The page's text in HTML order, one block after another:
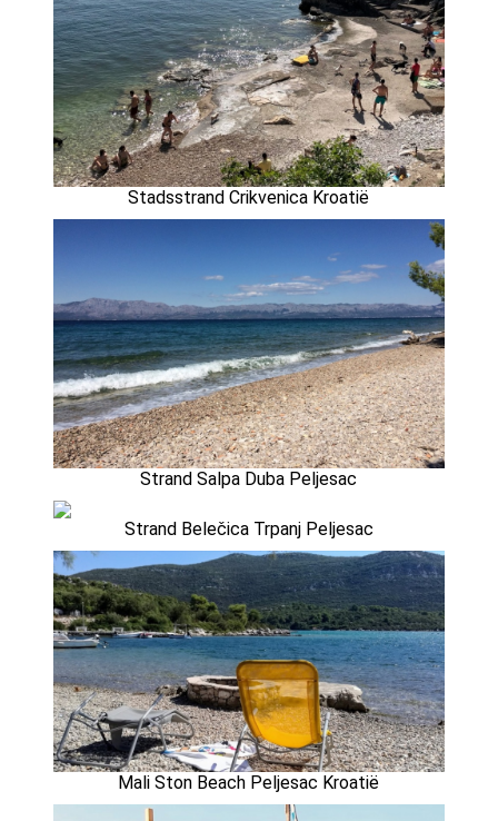
Stadsstrand Crikvenica Kroatië
Strand Salpa Duba Peljesac
Strand Belečica Trpanj Peljesac
Mali Ston Beach Peljesac Kroatië